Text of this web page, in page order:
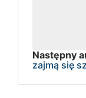
Następny
zajmą się